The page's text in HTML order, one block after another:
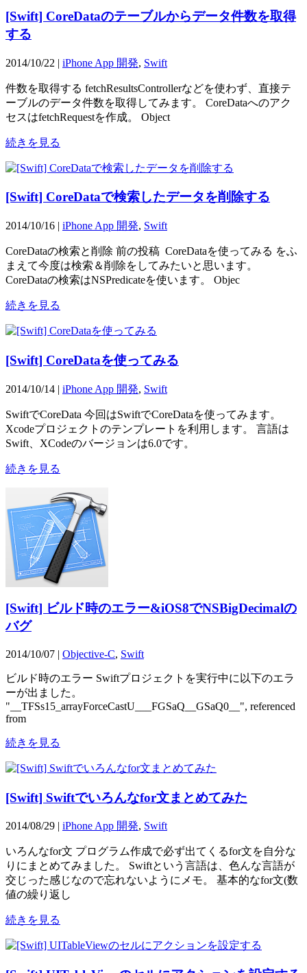
[Swift] CoreDataのテーブルからデータ件数を取得
する
2014/10/22 | iPhone App 開発, Swift
件数を取得する fetchResultsControllerなどを使わず、直接テ
ーブルのデータ件数を取得してみます。 CoreDataへのアク
セスはfetchRequestを作成。 Object
続きを見る
[Swift] CoreDataで検索したデータを削除する
2014/10/16 | iPhone App 開発, Swift
CoreDataの検索と削除 前の投稿 CoreDataを使ってみる をふ
まえて今度は検索＆削除をしてみたいと思います。
CoreDataの検索はNSPredicateを使います。 Objec
続きを見る
[Swift] CoreDataを使ってみる
2014/10/14 | iPhone App 開発, Swift
SwiftでCoreData 今回はSwiftでCoreDataを使ってみます。
Xcodeプロジェクトのテンプレートを利用します。 言語は
Swift、XCodeのバージョンは6.0です。
続きを見る
[Swift] ビルド時のエラー&iOS8でNSBigDecimalの
バグ
2014/10/07 | Objective-C, Swift
ビルド時のエラー Swiftプロジェクトを実行中に以下のエラ
ーが出ました。
"__TFSs15_arrayForceCastU___FGSaQ__GSaQ0__", referenced
from
続きを見る
[Swift] Swiftでいろんなfor文まとめてみた
2014/08/29 | iPhone App 開発, Swift
いろんなfor文 プログラム作成で必ず出てくるfor文を自分な
りにまとめてみました。 Swiftという言語は、色んな言語が
交じった感じなので忘れないようにメモ。 基本的なfor文(数
値の繰り返し
続きを見る